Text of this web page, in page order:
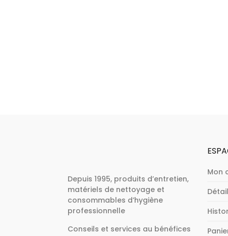
Depuis 1995, produits d’entretien,
matériels de nettoyage et
consommables d’hygiène
professionnelle
Conseils et services au bénéfices
Mon